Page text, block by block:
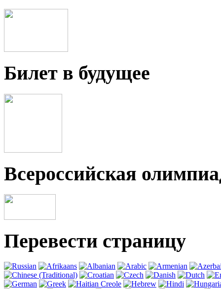
Билет в будущее
Всероссийская
Перевести страницу